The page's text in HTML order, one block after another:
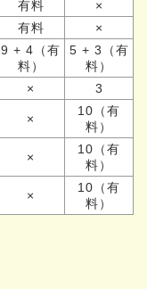
有料
×
有料 ×
9 + 4（有
料）
5 + 3（有
料）
× 3
×
10（有
料）
×
10（有
料）
×
10（有
料）